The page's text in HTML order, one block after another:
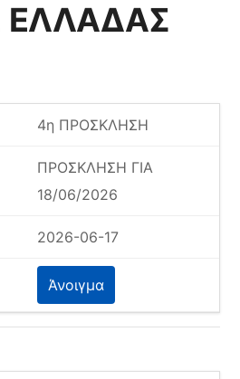
ΕΛΛΑΔΑΣ
4η ΠΡΟΣΚΛΗΣΗ
ΠΡΟΣΚΛΗΣΗ ΓΙΑ
18/06/2026
2026-06-17
Άνοιγμα